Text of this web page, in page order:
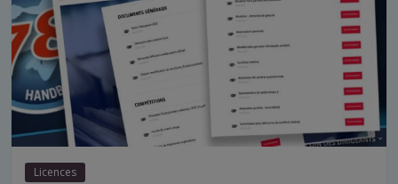
Licences